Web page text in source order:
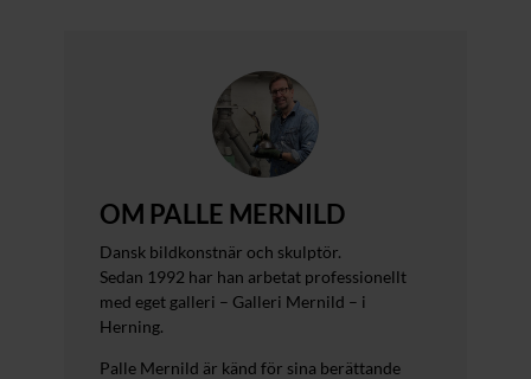
OM PALLE MERNILD
Dansk bildkonstnär och skulptör.
Sedan 1992 har han arbetat professionellt
med eget galleri – Galleri Mernild – i
Herning.
Palle Mernild är känd för sina berättande